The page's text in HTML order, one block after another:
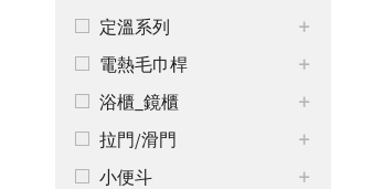
定溫系列
電熱毛巾桿
浴櫃_鏡櫃
拉門/滑門
小便斗